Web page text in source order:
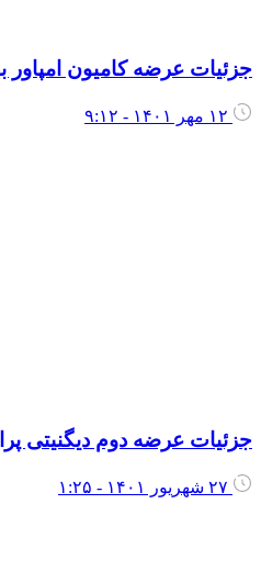
عرضه کامیون امپاور
۱۲ مهر ۱۴۰۱ - ۹:۱۲
عرضه دوم دیگنیتی
۲۷ شهریور ۱۴۰۱ - ۱:۲۵